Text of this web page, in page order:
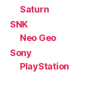
Saturn
SNK
Neo Geo
Sony
PlayStation